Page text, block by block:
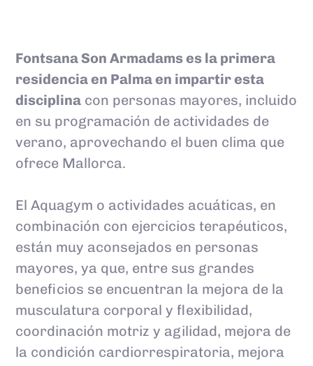
Fontsana Son Armadams es la primera
residencia en Palma en impartir esta
disciplina con personas mayores, incluido
en su programación de actividades de
verano, aprovechando el buen clima que
ofrece Mallorca.
El Aquagym o actividades acuáticas, en
combinación con ejercicios terapéuticos,
están muy aconsejados en personas
mayores, ya que, entre sus grandes
beneficios se encuentran la mejora de la
musculatura corporal y flexibilidad,
coordinación motriz y agilidad, mejora de
la condición cardiorrespiratoria, mejora